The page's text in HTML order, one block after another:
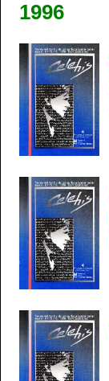
1996